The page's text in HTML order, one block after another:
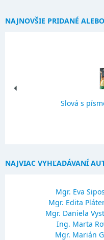
NAJNOVŠIE PRIDANÉ
Slová s
NAJVIAC VYHĽADÁVANÍ
Mgr. Eva
Mgr. Edita
Mgr. Daniela
Ing. Marta
Mgr. Marián